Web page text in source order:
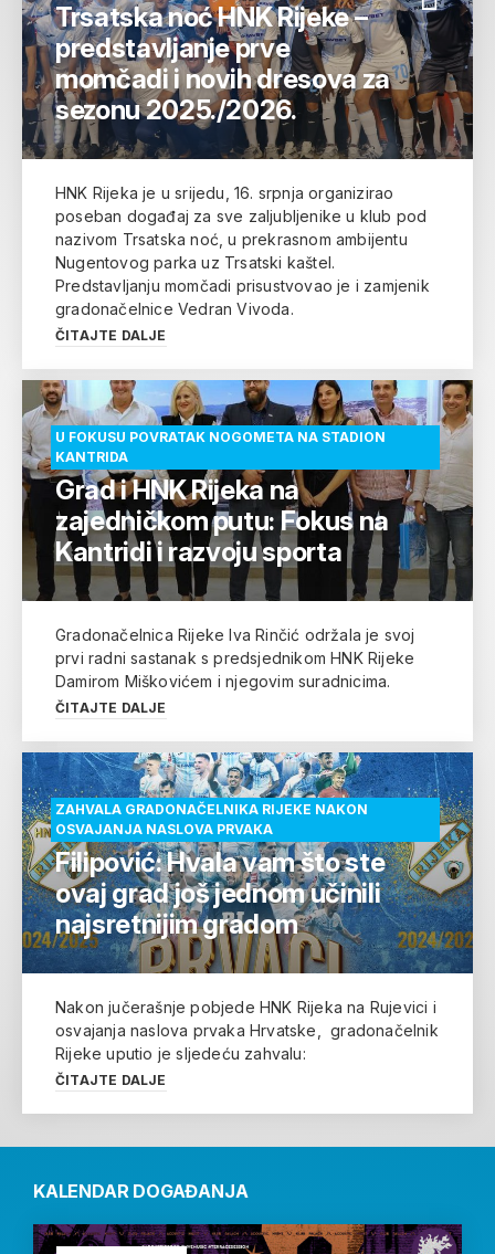
Trsatska noć HNK Rijeke –
predstavljanje prve
momčadi i novih dresova za
sezonu 2025./2026.
HNK Rijeka je u srijedu, 16. srpnja organizirao
poseban događaj za sve zaljubljenike u klub pod
nazivom Trsatska noć, u prekrasnom ambijentu
Nugentovog parka uz Trsatski kaštel.
Predstavljanju momčadi prisustvovao je i zamjenik
gradonačelnice Vedran Vivoda.
ČITAJTE DALJE
U FOKUSU POVRATAK NOGOMETA NA STADION
KANTRIDA
Grad i HNK Rijeka na
zajedničkom putu: Fokus na
Kantridi i razvoju sporta
Gradonačelnica Rijeke Iva Rinčić održala je svoj
prvi radni sastanak s predsjednikom HNK Rijeke
Damirom Miškovićem i njegovim suradnicima.
ČITAJTE DALJE
ZAHVALA GRADONAČELNIKA RIJEKE NAKON
OSVAJANJA NASLOVA PRVAKA
Filipović: Hvala vam što ste
ovaj grad još jednom učinili
najsretnijim gradom
Nakon jučerašnje pobjede HNK Rijeka na Rujevici i
osvajanja naslova prvaka Hrvatske, gradonačelnik
Rijeke uputio je sljedeću zahvalu:
ČITAJTE DALJE
KALENDAR DOGAĐANJA